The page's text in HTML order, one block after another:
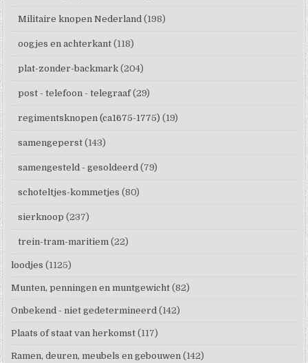
Militaire knopen Nederland (198)
oogjes en achterkant (118)
plat-zonder-backmark (204)
post - telefoon - telegraaf (29)
regimentsknopen (ca1675-1775) (19)
samengeperst (143)
samengesteld - gesoldeerd (79)
schoteltjes-kommetjes (80)
sierknoop (237)
trein-tram-maritiem (22)
loodjes (1125)
Munten, penningen en muntgewicht (82)
Onbekend - niet gedetermineerd (142)
Plaats of staat van herkomst (117)
Ramen, deuren, meubels en gebouwen (142)